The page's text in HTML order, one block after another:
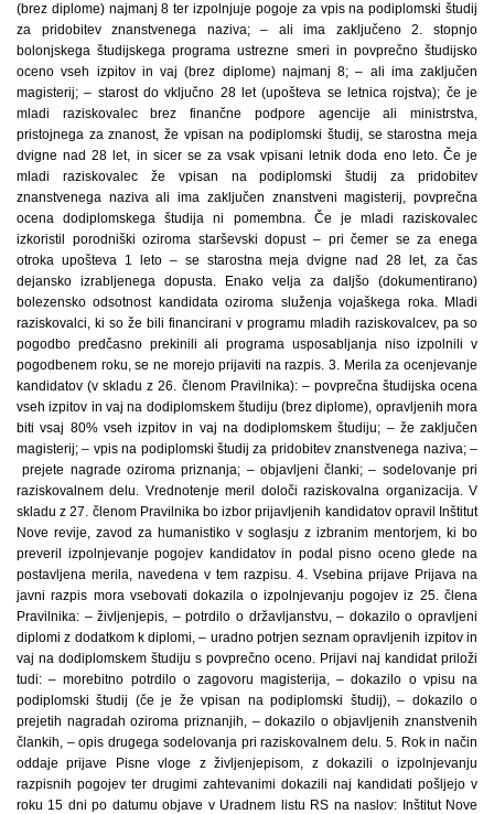
(brez diplome) najmanj 8 ter izpolnjuje pogoje za vpis na podiplomski študij
za pridobitev znanstvenega naziva; – ali ima zaključeno 2. stopnjo
bolonjskega študijskega programa ustrezne smeri in povprečno študijsko
oceno vseh izpitov in vaj (brez diplome) najmanj 8; – ali ima zaključen
magisterij; – starost do vključno 28 let (upošteva se letnica rojstva); če je
mladi raziskovalec brez finančne podpore agencije ali ministrstva,
pristojnega za znanost, že vpisan na podiplomski študij, se starostna meja
dvigne nad 28 let, in sicer se za vsak vpisani letnik doda eno leto. Če je
mladi raziskovalec že vpisan na podiplomski študij za pridobitev
znanstvenega naziva ali ima zaključen znanstveni magisterij, povprečna
ocena dodiplomskega študija ni pomembna. Če je mladi raziskovalec
izkoristil porodniški oziroma starševski dopust – pri čemer se za enega
otroka upošteva 1 leto – se starostna meja dvigne nad 28 let, za čas
dejansko izrabljenega dopusta. Enako velja za daljšo (dokumentirano)
bolezensko odsotnost kandidata oziroma služenja vojaškega roka. Mladi
raziskovalci, ki so že bili financirani v programu mladih raziskovalcev, pa so
pogodbo predčasno prekinili ali programa usposabljanja niso izpolnili v
pogodbenem roku, se ne morejo prijaviti na razpis. 3. Merila za ocenjevanje
kandidatov (v skladu z 26. členom Pravilnika): – povprečna študijska ocena
vseh izpitov in vaj na dodiplomskem študiju (brez diplome), opravljenih mora
biti vsaj 80% vseh izpitov in vaj na dodiplomskem študiju; – že zaključen
magisterij; – vpis na podiplomski študij za pridobitev znanstvenega naziva; –
prejete nagrade oziroma priznanja; – objavljeni članki; – sodelovanje pri
raziskovalnem delu. Vrednotenje meril določi raziskovalna organizacija. V
skladu z 27. členom Pravilnika bo izbor prijavljenih kandidatov opravil Inštitut
Nove revije, zavod za humanistiko v soglasju z izbranim mentorjem, ki bo
preveril izpolnjevanje pogojev kandidatov in podal pisno oceno glede na
postavljena merila, navedena v tem razpisu. 4. Vsebina prijave Prijava na
javni razpis mora vsebovati dokazila o izpolnjevanju pogojev iz 25. člena
Pravilnika: – življenjepis, – potrdilo o državljanstvu, – dokazilo o opravljeni
diplomi z dodatkom k diplomi, – uradno potrjen seznam opravljenih izpitov in
vaj na dodiplomskem študiju s povprečno oceno. Prijavi naj kandidat priloži
tudi: – morebitno potrdilo o zagovoru magisterija, – dokazilo o vpisu na
podiplomski študij (če je že vpisan na podiplomski študij), – dokazilo o
prejetih nagradah oziroma priznanjih, – dokazilo o objavljenih znanstvenih
člankih, – opis drugega sodelovanja pri raziskovalnem delu. 5. Rok in način
oddaje prijave Pisne vloge z življenjepisom, z dokazili o izpolnjevanju
razpisnih pogojev ter drugimi zahtevanimi dokazili naj kandidati pošljejo v
roku 15 dni po datumu objave v Uradnem listu RS na naslov: Inštitut Nove